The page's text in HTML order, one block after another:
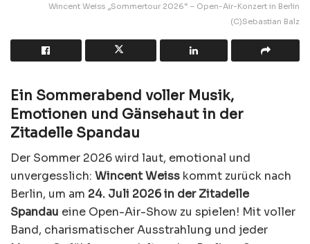
Wincent Weiss „Sommertour 2026“ – Open-Air-Konzert in Berlin
(C)Sebastian Balz
Ein Sommerabend voller Musik,
Emotionen und Gänsehaut in der
Zitadelle Spandau
Der Sommer 2026 wird laut, emotional und
unvergesslich: Wincent Weiss kommt zurück nach
Berlin, um am 24. Juli 2026 in der Zitadelle
Spandau eine Open-Air-Show zu spielen! Mit voller
Band, charismatischer Ausstrahlung und jeder